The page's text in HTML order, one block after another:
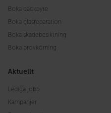
Boka däckbyte
Boka glasreparation
Boka skadebesiktning
Boka provkörning
Aktuellt
Lediga jobb
Kampanjer